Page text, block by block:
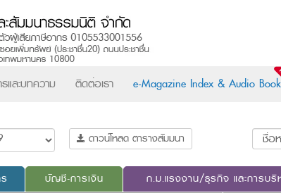
และบทความ ติดต่อเรา e-Magazine Index & Audio Book
ดาวน์โหลด ตารางสัมมนา
บัญชี-การเงิน ก.ม.แรงงาน/ธุรกิจ และการบริ